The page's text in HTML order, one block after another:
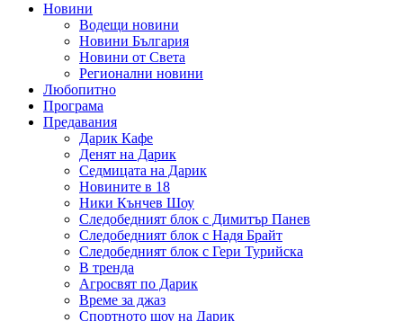
Новини
Водещи новини
Новини България
Новини от Света
Регионални новини
Любопитно
Програма
Предавания
Дарик Кафе
Денят на Дарик
Седмицата на Дарик
Новините в 18
Ники Кънчев Шоу
Следобедният блок с Димитър Панев
Следобедният блок с Надя Брайт
Следобедният блок с Гери Турийска
В тренда
Агросвят по Дарик
Време за джаз
Спортното шоу на Дарик